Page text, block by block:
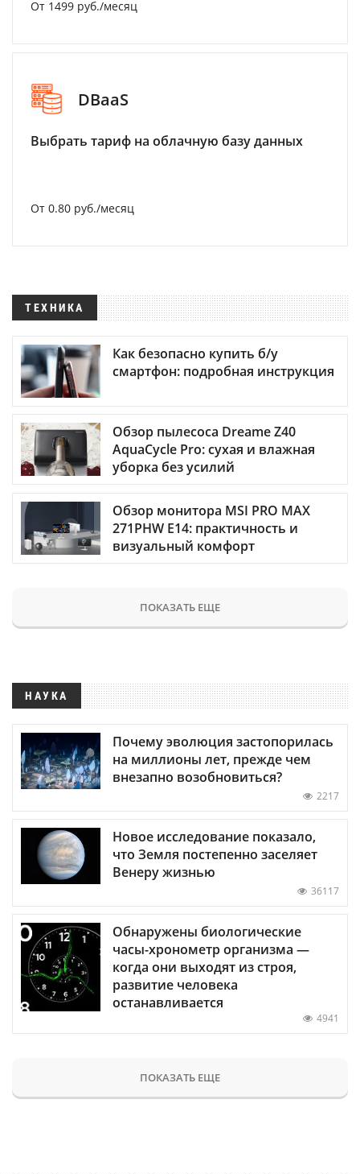
От 1499 руб./месяц
DBaaS
Выбрать тариф на облачную базу данных
От 0.80 руб./месяц
ТЕХНИКА
Как безопасно купить б/у
смартфон: подробная инструкция
Обзор пылесоса Dreame Z40
AquaCycle Pro: сухая и влажная
уборка без усилий
Обзор монитора MSI PRO MAX
271PHW E14: практичность и
визуальный комфорт
ПОКАЗАТЬ ЕЩЕ
НАУКА
Почему эволюция застопорилась
на миллионы лет, прежде чем
внезапно возобновиться?
2217
Новое исследование показало,
что Земля постепенно заселяет
Венеру жизнью
36117
Обнаружены биологические
часы-хронометр организма —
когда они выходят из строя,
развитие человека
останавливается
4941
ПОКАЗАТЬ ЕЩЕ